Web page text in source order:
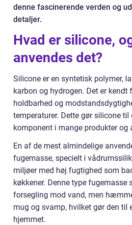
denne fascinerende verden og
detaljer.
Hvad er silicone,
anvendes det?
Silicone er en syntetisk polymer,
karbon og hydrogen. Det er
holdbarhed og
temperaturer. Dette gør silicone
komponent i mange produkter og
En af de mest almindelige
fugemasse, specielt i
miljøer med høj fugtighed som
køkkener. Denne type
forsegling mod vand, men
mug og svamp, hvilket gør den til
hjemmet.